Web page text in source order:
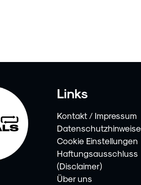
Links
Kontakt / Impressum
Datenschutzhinweise
Cookie Einstellungen
Haftungsausschluss
(Disclaimer)
Über uns